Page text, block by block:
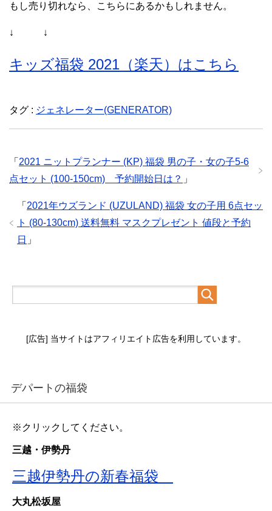
もし売り切れなら、こちらにあるかもしれません。
↓ ↓
キッズ福袋 2021（楽天）はこちら
タグ : ジェネレーター(GENERATOR)
「 2021 ニットプランナー (KP) 福袋 男の子・女の子5-6
点セット (100-150cm) 予約開始日は？ 」
「 2021年ウズランド (UZULAND) 福袋 女の子用 6点セッ
ト (80-130cm) 送料無料 マスクプレゼント 値段と予約
日 」
[広告] 当サイトはアフィリエイト広告を利用しています。
デパートの福袋
※クリックしてください。
三越・伊勢丹
三越伊勢丹の新春福袋
大丸松坂屋